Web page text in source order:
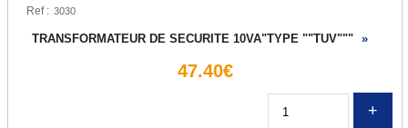
Transfo torique d'éclairage
Ref :
TRANSFORMATEUR DE SECURITE 10VA"TYPE ""TUV""" »
47.40€